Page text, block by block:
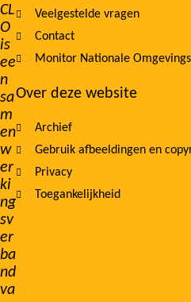
CL
O
is
ee
n
sa
m
en
w
er
ki
ng
sv
er
ba
nd
va
Veelgestelde vragen
Contact
Monitor Nationale
Over deze website
Archief
Gebruik afbeeldingen en
Privacy
Toegankelijkheid